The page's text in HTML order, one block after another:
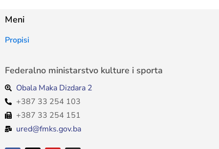
Meni
Propisi
Federalno ministarstvo kulture i sporta
Obala Maka Dizdara 2
+387 33 254 103
+387 33 254 151
ured@fmks.gov.ba